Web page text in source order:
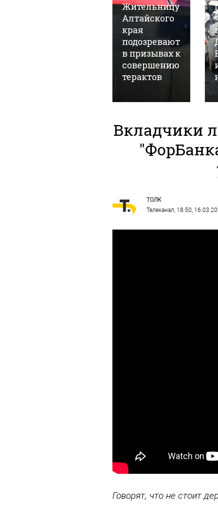
Жительницу
Алтайского
края
подозревают
в призывах к
совершению
терактов
Вкладчики
ТОЛК
Телеканал, 18:50,
Говорят, что не стоит